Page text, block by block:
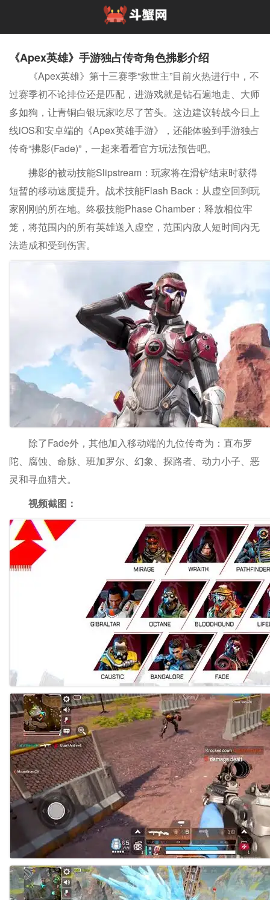
《Apex英雄》手游独占传奇角色拂影介绍
《Apex英雄》第十三赛季“救世主”目前火热进行中，不
过赛季初不论排位还是匹配，进游戏就是钻石遍地走、大师
多如狗，让青铜白银玩家吃尽了苦头。这边建议转战今日上
线iOS和安卓端的《Apex英雄手游》，还能体验到手游独占
传奇“拂影(Fade)”，一起来看看官方玩法预告吧。
拂影的被动技能Slipstream：玩家将在滑铲结束时获得
短暂的移动速度提升。战术技能Flash Back：从虚空回到玩
家刚刚的所在地。终极技能Phase Chamber：释放相位牢
笼，将范围内的所有英雄送入虚空，范围内敌人短时间内无
法造成和受到伤害。
除了Fade外，其他加入移动端的九位传奇为：直布罗
陀、腐蚀、命脉、班加罗尔、幻象、探路者、动力小子、恶
灵和寻血猎犬。
视频截图：